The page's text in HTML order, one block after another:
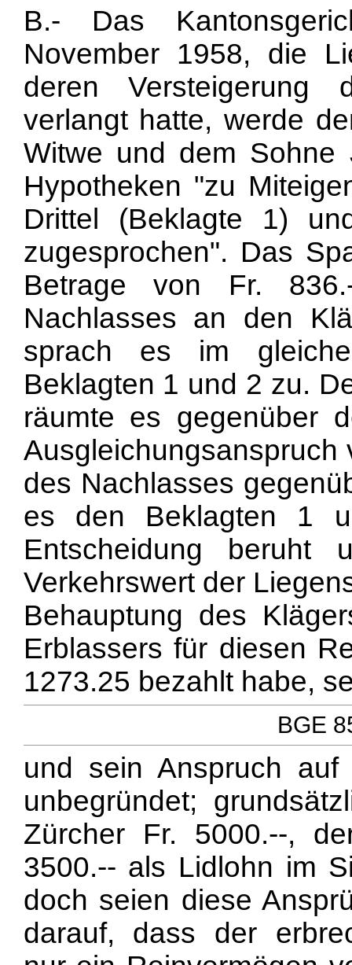
B.- Das
November 1958, die
deren Versteigerung
verlangt hatte, werde
Witwe und dem Sohne
Hypotheken "zu
Drittel (Beklagte 1)
zugesprochen". Das
Betrage von Fr.
Nachlasses an den
sprach es im
Beklagten 1 und 2 zu.
räumte es gegenüber
Ausgleichungsanspruch
des Nachlasses
es den Beklagten 1
Entscheidung
Verkehrswert der
Behauptung des
Erblassers für diesen
1273.25 bezahlt habe,
BGE
und sein Anspruch
unbegründet;
Zürcher Fr. 5000.--,
3500.-- als Lidlohn im
doch seien diese
darauf, dass der